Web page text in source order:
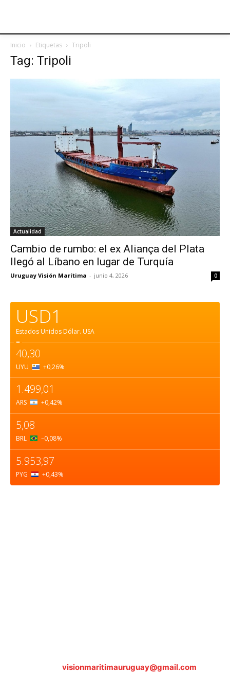
Inicio Etiquetas Tripoli
Tag: Tripoli
Actualidad
Cambio de rumbo: el ex Aliança del Plata
llegó al Líbano en lugar de Turquía
Uruguay Visión Marítima - junio 4, 2026 0
USD1
Estados Unidos Dólar. USA
=
40,30
UYU +0,26%
1.499,01
ARS +0,42%
5,08
BRL –0,08%
5.953,97
PYG +0,43%
visionmaritimauruguay@gmail.com